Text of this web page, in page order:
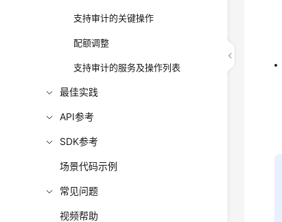
支持审计的关键操作
配额调整
支持审计的服务及操作列表
最佳实践
API参考
SDK参考
场景代码示例
常见问题
视频帮助